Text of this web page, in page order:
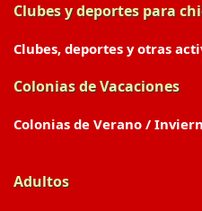
Clubes y deportes para
Clubes, deportes y otras
Colonias de Vacaciones
Colonias de Verano /
Adultos